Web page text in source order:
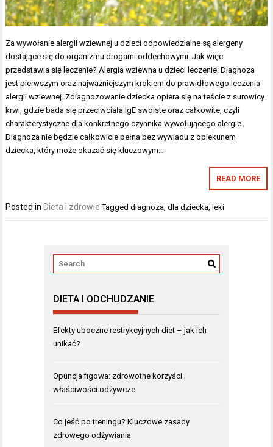
Za wywołanie alergii wziewnej u dzieci odpowiedzialne są alergeny
dostające się do organizmu drogami oddechowymi. Jak więc
przedstawia się leczenie? Alergia wziewna u dzieci leczenie: Diagnoza
jest pierwszym oraz najważniejszym krokiem do prawidłowego leczenia
alergii wziewnej. Zdiagnozowanie dziecka opiera się na teście z surowicy
krwi, gdzie bada się przeciwciała IgE swoiste oraz całkowite, czyli
charakterystyczne dla konkretnego czynnika wywołującego alergie.
Diagnoza nie będzie całkowicie pełna bez wywiadu z opiekunem
dziecka, który może okazać się kluczowym…
READ MORE
Posted in Dieta i zdrowie Taggeddiagnoza,dla dziecka, leki
DIETA I ODCHUDZANIE
Efekty uboczne restrykcyjnych diet – jak ich
unikać?
Opuncja figowa: zdrowotne korzyści i
właściwości odżywcze
Co jeść po treningu? Kluczowe zasady
zdrowego odżywiania